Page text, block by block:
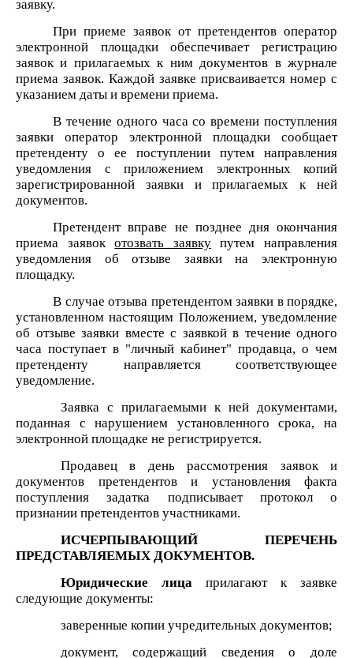
заявку.
При приеме заявок от претендентов оператор
электронной площадки обеспечивает регистрацию
заявок и прилагаемых к ним документов в журнале
приема заявок. Каждой заявке присваивается номер с
указанием даты и времени приема.
В течение одного часа со времени поступления
заявки оператор электронной площадки сообщает
претенденту о ее поступлении путем направления
уведомления с приложением электронных копий
зарегистрированной заявки и прилагаемых к ней
документов.
Претендент вправе не позднее дня окончания
приема заявокотозвать заявкупутем направления
уведомления об отзыве заявки на электронную
площадку.
В случае отзыва претендентом заявки в порядке,
установленном настоящим Положением, уведомление
об отзыве заявки вместе с заявкой в течение одного
часа поступает в "личный кабинет" продавца, о чем
претенденту направляется соответствующее
уведомление.
Заявка с прилагаемыми к ней документами,
поданная с нарушением установленного срока, на
электронной площадке не регистрируется.
Продавец в день рассмотрения заявок и
документов претендентов и установления факта
поступления задатка подписывает протокол о
признании претендентов участниками.
ИСЧЕРПЫВАЮЩИЙ ПЕРЕЧЕНЬ
ПРЕДСТАВЛЯЕМЫХ ДОКУМЕНТОВ.
Юридические лицаприлагают к заявке
следующие документы:
заверенные копии учредительных документов;
документ, содержащий сведения о доле